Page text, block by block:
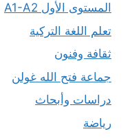
المستوى الأول A1-A2
تعلم اللغة التركية
ثقافة وفنون
جماعة فتح الله غولن
دراسات وأبحاث
رياضة